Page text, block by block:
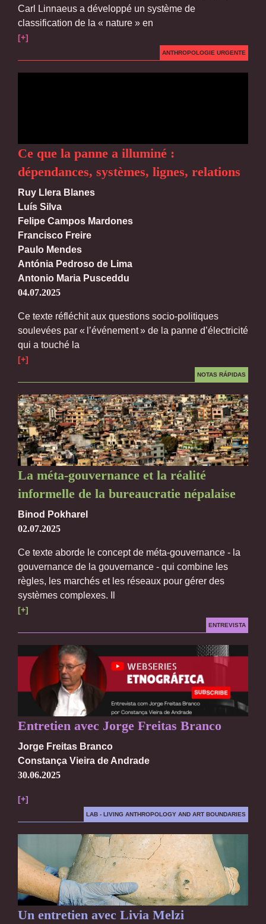
Carl Linnaeus a développé un système de
classification de la « nature » en
[+]
ANTHROPOLOGIE URGENTE
Ce que la panne a illuminé :
dépendances, systèmes, lignes, relations
Ruy Llera Blanes
Luís Silva
Felipe Campos Mardones
Francisco Freire
Paulo Mendes
Antónia Pedroso de Lima
Antonio Maria Pusceddu
04.07.2025
Ce texte réfléchit aux questions socio-politiques
soulevées par « l’événement » de la panne d’électricité
qui a touché la
[+]
NOTAS RÁPIDAS
La méta-gouvernance et la réalité
informelle de la bureaucratie népalaise
Binod Pokharel
02.07.2025
Ce texte aborde le concept de méta-gouvernance - la
gouvernance de la gouvernance - qui combine les
règles, les marchés et les réseaux pour gérer des
systèmes complexes. Il
[+]
ENTREVISTA
Entretien avec Jorge Freitas Branco
Jorge Freitas Branco
Constança Vieira de Andrade
30.06.2025
[+]
LAB - LIVING ANTHROPOLOGY AND ART BOUNDARIES
Un entretien avec Livia Melzi